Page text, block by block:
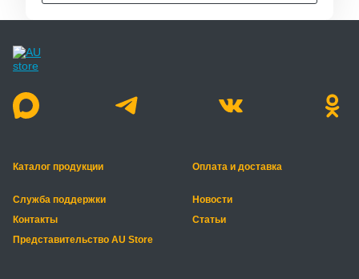
Каталог продукции Оплата и доставка
Служба поддержки
Новости
Контакты
Статьи
Представительство AU Store